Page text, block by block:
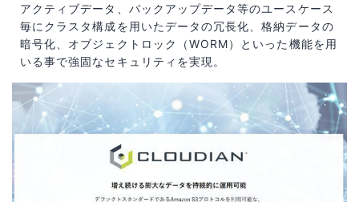
アクティブデータ、バックアップデータ等のユースケース
毎にクラスタ構成を用いたデータの冗長化、格納データの
暗号化、オブジェクトロック（WORM）といった機能を用
いる事で強固なセキュリティを実現。